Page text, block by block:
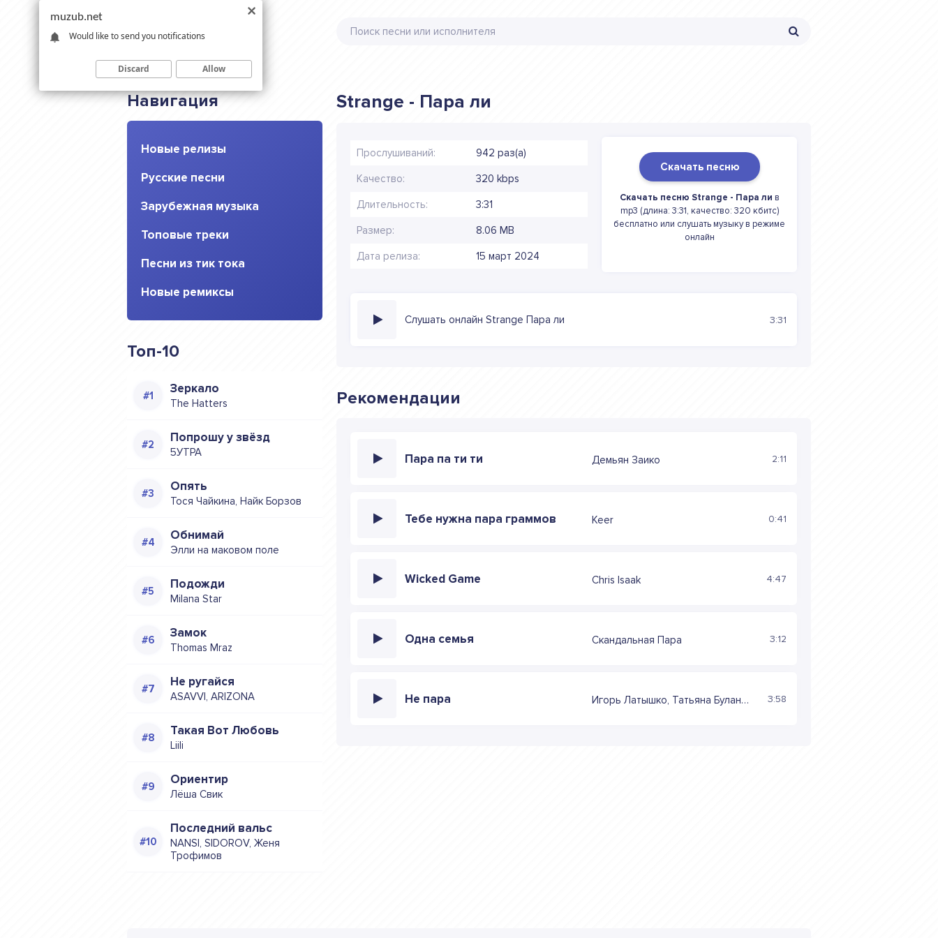
Навигация
Новые релизы
Русские песни
Зарубежная музыка
Топовые треки
Песни из тик тока
Новые ремиксы
Топ-10
Зеркало
The Hatters
Попрошу у звёзд
5УТРА
Опять
Тося Чайкина, Найк Борзов
Обнимай
Элли на маковом поле
Подожди
Milana Star
Замок
Thomas Mraz
Не ругайся
ASAVVI, ARIZONA
Такая Вот Любовь
Liili
Ориентир
Лёша Свик
Последний вальс
NANSI, SIDOROV, Женя
Трофимов
Strange - Пара ли
Прослушиваний: 942 раз(а)
Качество: 320 kbps
Длительность: 3:31
Размер: 8.06 MB
Дата релиза: 15 март 2024
Скачать песню
Скачать песню Strange - Пара ли в
mp3 (длина: 3:31, качество: 320 кбитс)
бесплатно или слушать музыку в режиме
онлайн
Слушать онлайн Strange Пара ли 3:31
Рекомендации
Пара па ти ти Демьян Заико 2:11
Тебе нужна пара граммов Keer 0:41
Wicked Game Chris Isaak 4:47
Одна семья Скандальная Пара 3:12
Не пара Игорь Латышко, Татьяна Буланова 3:58
muzub.net
Would like to send you notifications
Discard Allow